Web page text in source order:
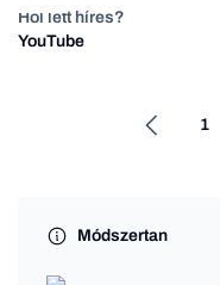
Hol lett híres?
YouTube
1
Módszertan